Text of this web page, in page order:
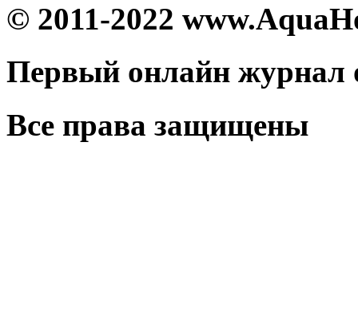
© 2011-2022
Первый онлайн журнал
Все права защищены